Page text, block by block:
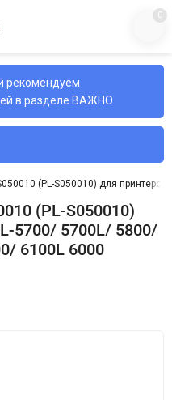
0
рекомендуем
в разделе ВАЖНО
(PL-S050010) для
(PL-S050010)
5700/ 5700L/ 5800/
6100L 6000